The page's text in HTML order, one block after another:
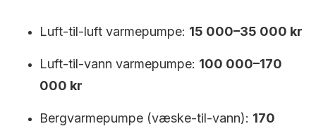
Luft-til-luft varmepumpe: 15 000–35 000 kr
Luft-til-vann varmepumpe: 100 000–170
000 kr
Bergvarmepumpe (væske-til-vann): 170